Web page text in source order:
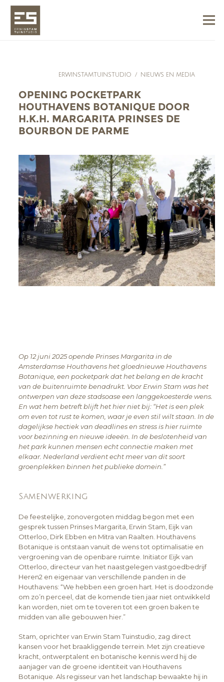
ERWINSTAMTUINSTUDIO / NIEUWS EN MEDIA
OPENING POCKETPARK
HOUTHAVENS BOTANIQUE DOOR
H.K.H. MARGARITA PRINSES DE
BOURBON DE PARME
Op 12 juni 2025 opende Prinses Margarita in de
Amsterdamse Houthavens het gloednieuwe Houthavens
Botanique, een pocketpark dat het belang en de kracht
van de buitenruimte benadrukt. Voor Erwin Stam was het
ontwerpen van deze stadsoase een langgekoesterde wens.
En wat hem betreft blijft het hier niet bij: “Het is een plek
om even tot rust te komen, waar je even stil wilt staan. In de
dagelijkse hectiek van deadlines en stress is hier ruimte
voor bezinning en nieuwe ideeën. In de beslotenheid van
het park kunnen mensen echt connectie maken met
elkaar. Nederland verdient echt meer van dit soort
groenplekken binnen het publieke domein.”
Samenwerking
De feestelijke, zonovergoten middag begon met een
gesprek tussen Prinses Margarita, Erwin Stam, Eijk van
Otterloo, Dirk Ebben en Mitra van Raalten. Houthavens
Botanique is ontstaan vanuit de wens tot optimalisatie en
vergroening van de openbare ruimte. Initiator Eijk van
Otterloo, directeur van het naastgelegen vastgoedbedrijf
Heren2 en eigenaar van verschillende panden in de
Houthavens: “We hebben een groen hart. Het is doodzonde
om zo’n perceel, dat de komende tien jaar niet ontwikkeld
kan worden, niet om te toveren tot een groen baken te
midden van alle gebouwen hier.”
Stam, oprichter van Erwin Stam Tuinstudio, zag direct
kansen voor het braakliggende terrein. Met zijn creatieve
kracht, ontwerptalent en botanische kennis werd hij de
aanjager van de groene identiteit van Houthavens
Botanique. Als regisseur van het landschap bewaakte hij in